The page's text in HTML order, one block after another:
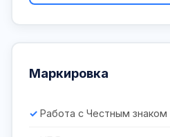
Маркировка
Работа с Честным знаком